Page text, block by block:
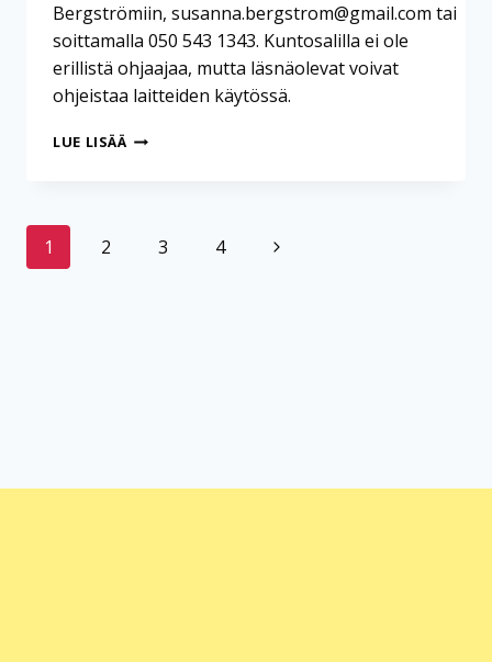
Bergströmiin, susanna.bergstrom@gmail.com tai
soittamalla 050 543 1343. Kuntosalilla ei ole
erillistä ohjaajaa, mutta läsnäolevat voivat
ohjeistaa laitteiden käytössä.
LUE LISÄÄ KUNTOSALIHARJOITTELU
Sivunavigointi
1 2 3 4
Seuraava